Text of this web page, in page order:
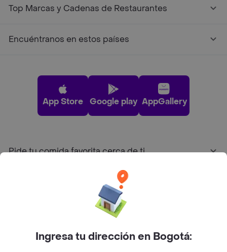
Top Marcas y Cadenas de Restaurantes
Encuéntranos en estos países
App Store Google play AppGallery
Pide tu comida favorita cerca de ti
Sobre Rappi
Ingresa tu dirección en Bogotá: